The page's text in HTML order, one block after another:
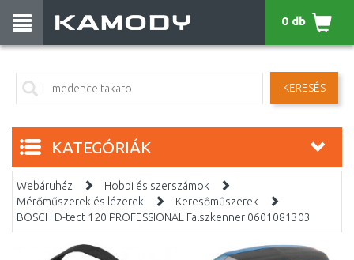
KERESÉS
0 db
KATEGÓRIÁK
Webáruház
Hobbi és szerszámok
Mérőműszerek és lézerek
Keresőműszerek
BOSCH D-tect 120 PROFESSIONAL Falszkenner 0601081303